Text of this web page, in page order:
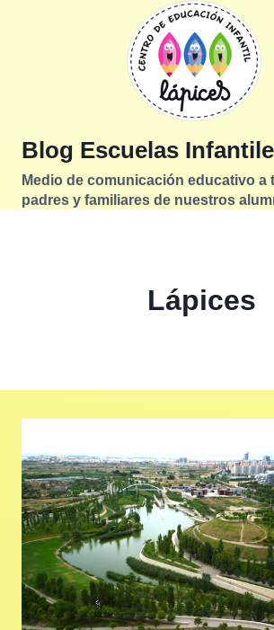
Blog Escuelas
Medio de comunicación educativo a
padres y familiares de nuestros
Lápices